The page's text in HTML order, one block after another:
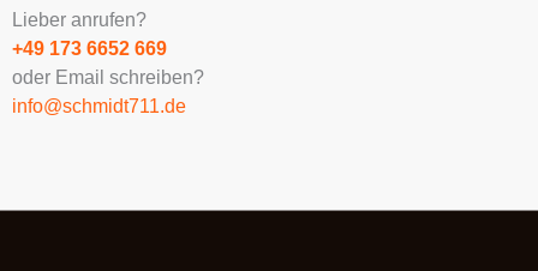
Lieber anrufen?
+49 173 6652 669
oder Email schreiben?
info@schmidt711.de